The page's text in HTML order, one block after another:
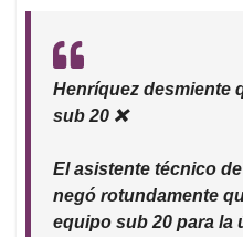
Henríquez desmiente
sub 20 ❌
El asistente técnico
negó rotundamente
equipo sub 20 para la